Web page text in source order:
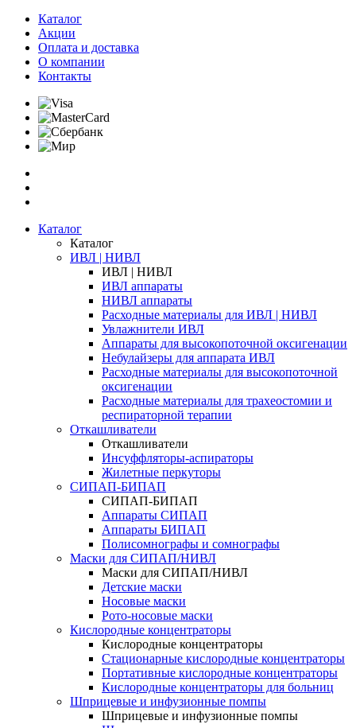
Каталог
Акции
Оплата и доставка
О компании
Контакты
Каталог
Каталог
ИВЛ | НИВЛ
ИВЛ | НИВЛ
ИВЛ аппараты
НИВЛ аппараты
Расходные материалы для ИВЛ | НИВЛ
Увлажнители ИВЛ
Аппараты для высокопоточной оксигенации
Небулайзеры для аппарата ИВЛ
Расходные материалы для высокопоточной
оксигенации
Расходные материалы для трахеостомии и
респираторной терапии
Откашливатели
Откашливатели
Инсуффляторы-аспираторы
Жилетные перкуторы
CИПАП-БИПАП
CИПАП-БИПАП
Аппараты СИПАП
Аппараты БИПАП
Полисомнографы и сомнографы
Маски для СИПАП/НИВЛ
Маски для СИПАП/НИВЛ
Детские маски
Носовые маски
Рото-носовые маски
Кислородные концентраторы
Кислородные концентраторы
Стационарные кислородные концентраторы
Портативные кислородные концентраторы
Кислородные концентраторы для больниц
Шприцевые и инфузионные помпы
Шприцевые и инфузионные помпы